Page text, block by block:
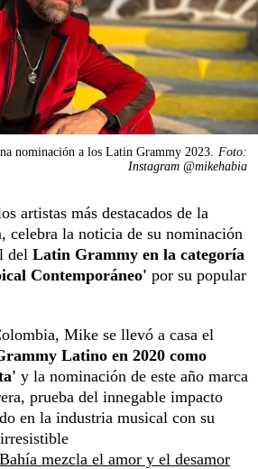
nominación a los Latin Grammy 2023.
Foto:
Instagram @mikehabia
artistas más destacados de la
celebra la noticia de su nominación
del Latin Grammy en la categoría
Contemporáneo' por su popular
Mike se llevó a casa el
Latino en 2020 como
y la nominación de este año marca
prueba del innegable impacto
en la industria musical con su
mezcla el amor y el desamor